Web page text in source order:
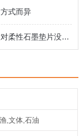
式而异
由于冷变形和延展性很小，安装过紧对柔性石墨垫片没有影响
,文体,石油